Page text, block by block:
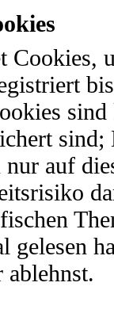
Cookies,
auf
gelesen
ablehnst.